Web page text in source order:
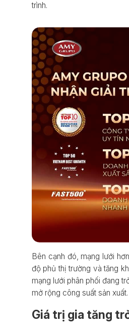
trình.
Bên cạnh đó, mạng lưới
độ phủ thị trường và tăng
mạng lưới phân phối đang
mở rộng công suất sản xuất.
Giá trị gia tăng